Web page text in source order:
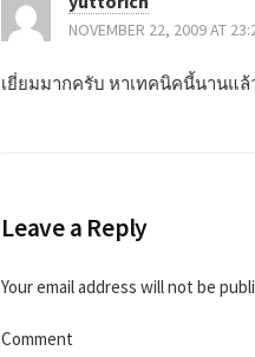
n
i
g
a
NOVEMBER 22, 2009 AT
เยี่ยมมากครับ หาเทคนิคนี้นานแล้
Leave a Reply
Your email address will not be
Comment